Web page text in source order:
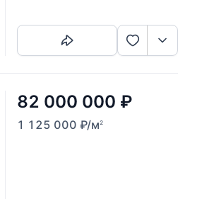
82 000 000 ₽
1 125 000 ₽/м2